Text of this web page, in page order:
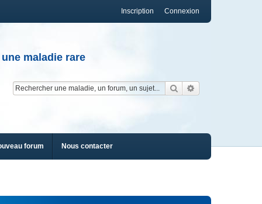
Connexion
Inscription
maladie rare
Rechercher
forum Nous contacter